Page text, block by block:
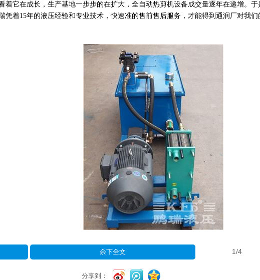
它在成长，生产基地一步步的在扩大，全自动热剪机设备成交量逐年在递增。
着15年的液压经验和专业技术，快速准的售前售后服务，才能得到通润厂对我
余下全文 1/4
分享到：